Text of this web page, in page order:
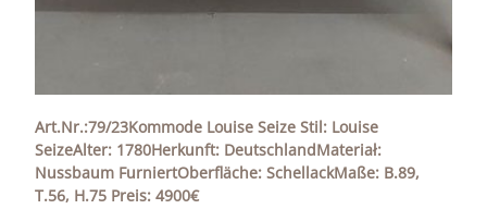
Art.Nr.:79/23Kommode Louise Seize Stil: Louise
SeizeAlter: 1780Herkunft: DeutschlandMateriał:
Nussbaum FurniertOberfläche: SchellackMaße: B.89,
T.56, H.75 Preis: 4900€